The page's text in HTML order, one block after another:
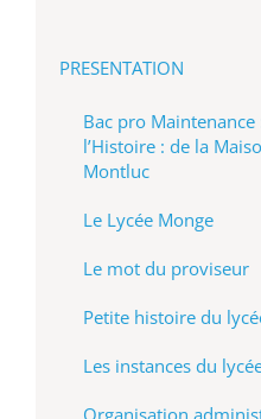
PRESENTATION
Bac pro Maintenance
l’Histoire : de la
Montluc
Le Lycée Monge
Le mot du proviseur
Petite histoire du
Les instances du